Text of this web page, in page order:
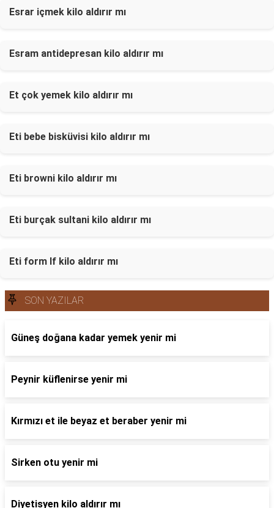
Esrar içmek kilo aldırır mı
Esram antidepresan kilo aldırır mı
Et çok yemek kilo aldırır mı
Eti bebe bisküvisi kilo aldırır mı
Eti browni kilo aldırır mı
Eti burçak sultani kilo aldırır mı
Eti form lf kilo aldırır mı
SON YAZILAR
Güneş doğana kadar yemek yenir mi
Peynir küflenirse yenir mi
Kırmızı et ile beyaz et beraber yenir mi
Sirken otu yenir mi
Diyetisyen kilo aldırır mı